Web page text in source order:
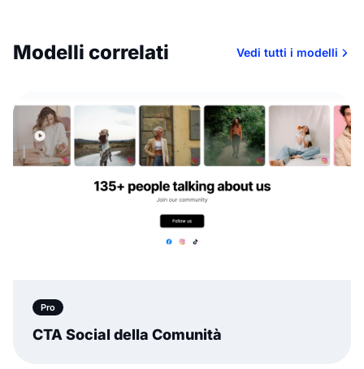
Modelli correlati Vedi tutti i modelli
Pro
CTA Social della Comunità